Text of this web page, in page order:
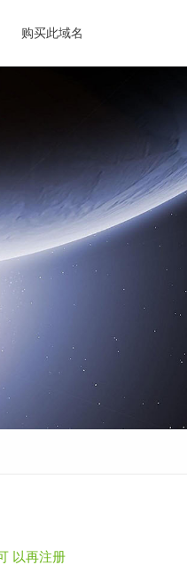
购买此域名
以再注册